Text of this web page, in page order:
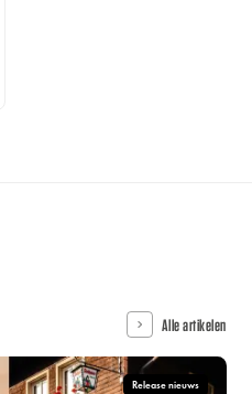
Alle artikelen
Release nieuws